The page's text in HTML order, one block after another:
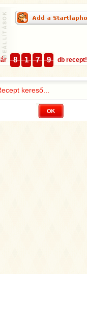
8 1 7 9 db recept!